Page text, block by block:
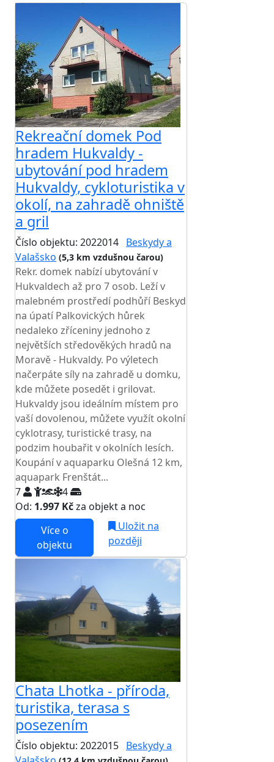
Rekreační domek Pod
hradem Hukvaldy -
ubytování pod hradem
Hukvaldy, cykloturistika v
okolí, na zahradě ohniště
a gril
Číslo objektu: 2022014 Beskydy a
Valašsko (5,3 km vzdušnou čarou)
Rekr. domek nabízí ubytování v
Hukvaldech až pro 7 osob. Leží v
malebném prostředí podhůří Beskyd
na úpatí Palkovických hůrek
nedaleko zříceniny jednoho z
největších středověkých hradů na
Moravě - Hukvaldy. Po výletech
načerpáte síly na zahradě u domku,
kde můžete posedět i grilovat.
Hukvaldy jsou ideálním místem pro
vaší dovolenou, můžete využít okolní
cyklotrasy, turistické trasy, na
podzim houbařit v okolních lesích.
Koupání v aquaparku Olešná 12 km,
aquapark Frenštát...
7
4
Od: 1.997 Kčza objekt a noc
Více o
objektu
Uložit na
později
Chata Lhotka - příroda,
turistika, terasa s
posezením
Číslo objektu: 2022015 Beskydy a